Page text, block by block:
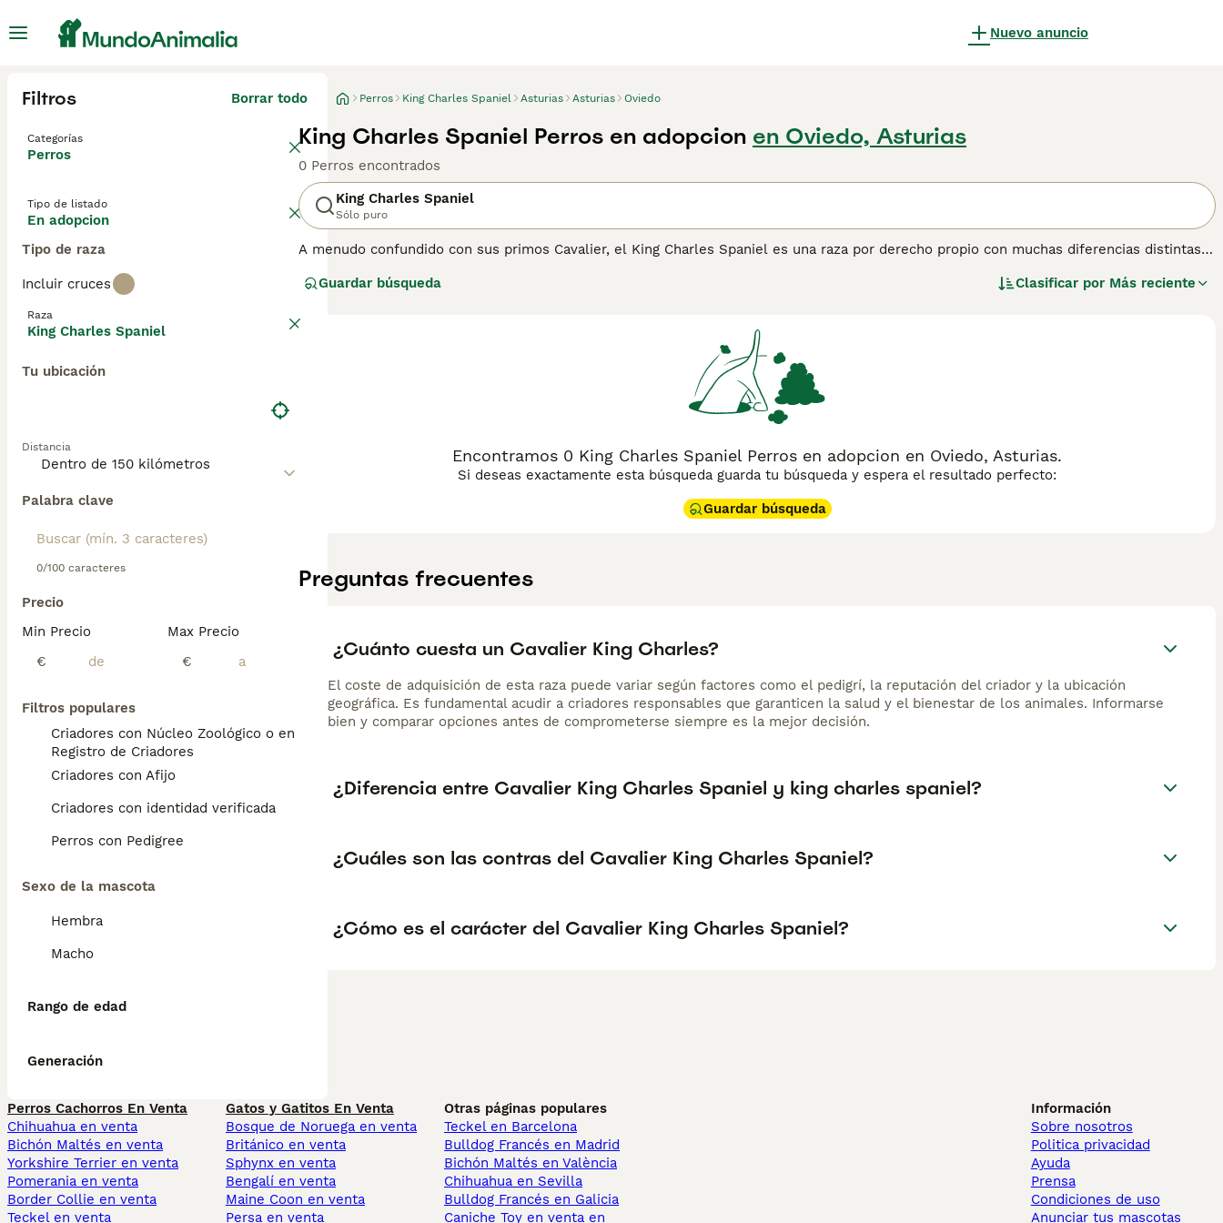
Nuevo anuncio
Filtros Borrar todo
Categorías
Perros
Tipo de listado
En adopcion
Tipo de raza
Incluir cruces
Raza
King Charles Spaniel
Tu ubicación
Distancia
Palabra clave
0/100 caracteres
Precio
Min Precio
€
Max Precio
€
Filtros populares
Criadores con Núcleo Zoológico o en el
Registro de Criadores
Criadores con Afijo
Criadores con identidad verificada
Perros con Pedigree
Sexo de la mascota
Hembra
Macho
Rango de edad
Generación
Perros King Charles Spaniel Asturias Asturias Oviedo
King Charles Spaniel Perros en adopcion en Oviedo, Asturias
0 Perros encontrados
King Charles Spaniel
Sólo puro
A menudo confundido con sus primos Cavalier, el King Charles Spaniel es una raza por derecho propio con muchas diferencias distintas
en resumen significa que son conocidos por ser compañeros leales y devotos de sus dueños.
Lee nuestra
Guardar búsqueda Clasificar por Más reciente
Encontramos 0 King Charles Spaniel Perros en adopcion en Oviedo, Asturias.
Si deseas exactamente esta búsqueda guarda tu búsqueda y espera el resultado perfecto:
Guardar búsqueda
Preguntas frecuentes
¿Cuánto cuesta un Cavalier King Charles?
El coste de adquisición de esta raza puede variar según factores como el pedigrí, la reputación del criador y la ubicación
geográfica. Es fundamental acudir a criadores responsables que garanticen la salud y el bienestar de los animales. Informarse
bien y comparar opciones antes de comprometerse siempre es la mejor decisión.
¿Diferencia entre Cavalier King Charles Spaniel y king charles spaniel?
¿Cuáles son las contras del Cavalier King Charles Spaniel?
¿Cómo es el carácter del Cavalier King Charles Spaniel?
Perros Cachorros En Venta
Chihuahua en venta
Bichón Maltés en venta
Yorkshire Terrier en venta
Pomerania en venta
Border Collie en venta
Teckel en venta
Gatos y Gatitos En Venta
Bosque de Noruega en venta
Británico en venta
Sphynx en venta
Bengalí en venta
Maine Coon en venta
Persa en venta
Otras páginas populares
Teckel en Barcelona
Bulldog Francés en Madrid
Bichón Maltés en València
Chihuahua en Sevilla
Bulldog Francés en Galicia
Caniche Toy en venta en
Información
Sobre nosotros
Politica privacidad
Ayuda
Prensa
Condiciones de uso
Anunciar tus mascotas